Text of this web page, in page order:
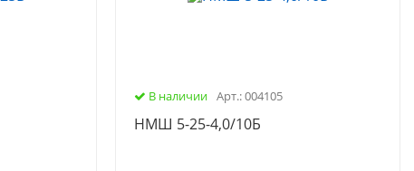
В наличии Арт.: 004105
НМШ 5-25-4,0/10Б